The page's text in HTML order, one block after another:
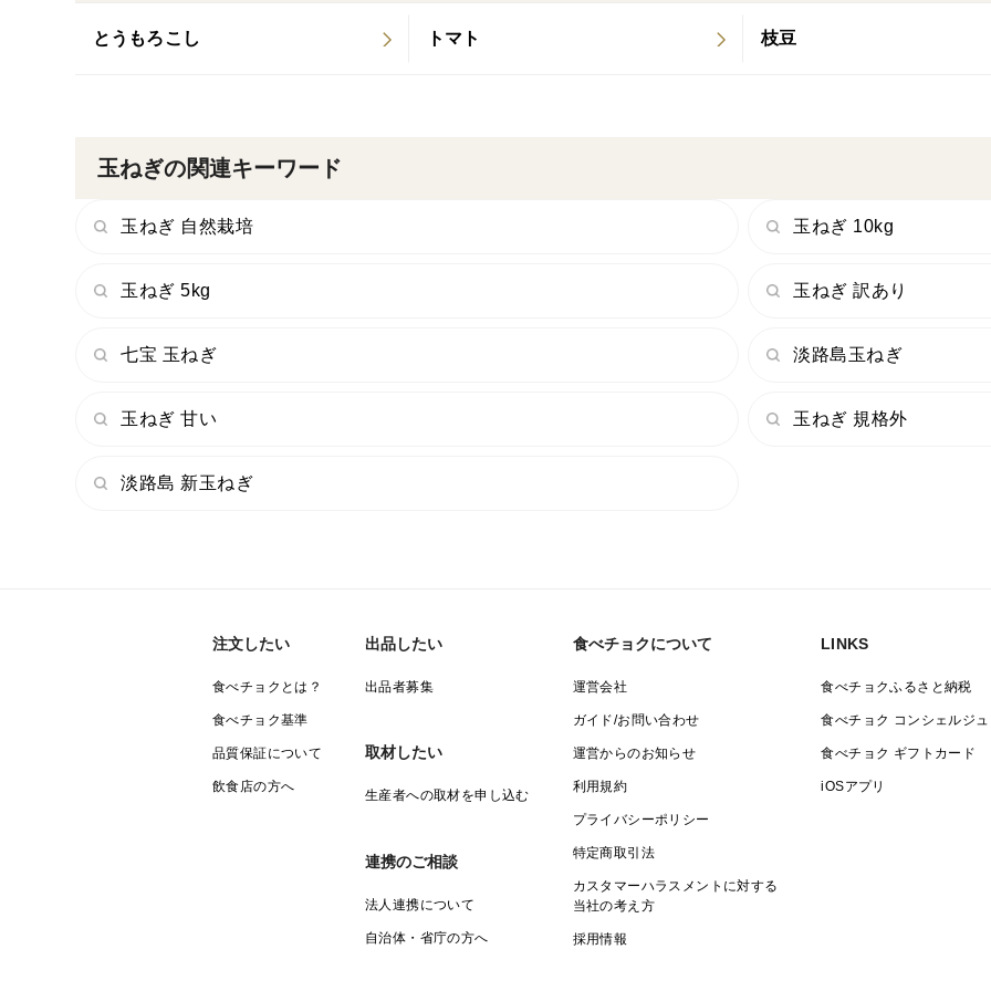
とうもろこし トマト 枝豆
玉ねぎの関連キーワード
玉ねぎ 自然栽培 玉ねぎ 10kg
玉ねぎ 5kg 玉ねぎ 訳あり
七宝 玉ねぎ 淡路島玉ねぎ
玉ねぎ 甘い 玉ねぎ 規格外
淡路島 新玉ねぎ
注文したい
食べチョクとは？
食べチョク基準
品質保証について
飲食店の方へ
出品したい
出品者募集
取材したい
生産者への取材を申し込む
連携のご相談
法人連携について
自治体・省庁の方へ
食べチョクについて
運営会社
ガイド/お問い合わせ
運営からのお知らせ
利用規約
プライバシーポリシー
特定商取引法
カスタマーハラスメントに対する
当社の考え方
採用情報
LINKS
食べチョクふるさと納税
食べチョク コンシェルジュ
食べチョク ギフトカード
iOSアプリ